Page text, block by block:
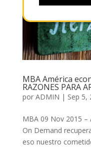
MBA América
RAZONES PARA
por ADMIN | Sep 5,
MBA 09 Nov 2015 –
On Demand
eso nuestro